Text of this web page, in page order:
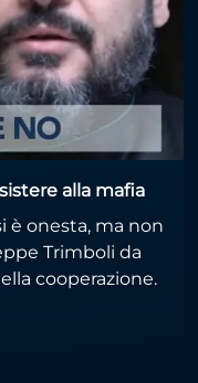
alla mafia
è onesta, ma non
Trimboli da
cooperazione.